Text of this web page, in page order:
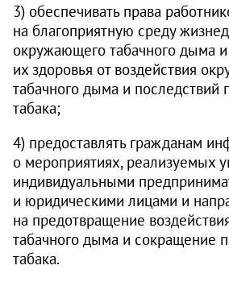
3) обеспечивать права
на благоприятную среду
окружающего табачного дыма
их здоровья от воздействия
табачного дыма и последствий
табака;
4) предоставлять гражданам
о мероприятиях, реализуемых
индивидуальными
и юридическими лицами и
на предотвращение
табачного дыма и сокращение
табака.